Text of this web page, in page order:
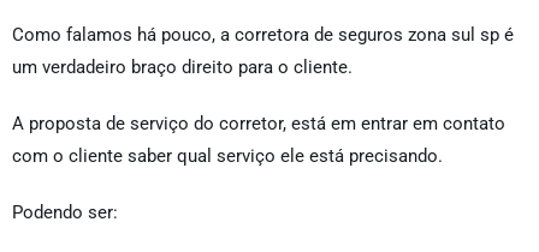
Como falamos há pouco, a corretora de seguros zona sul sp é
um verdadeiro braço direito para o cliente.
A proposta de serviço do corretor, está em entrar em contato
com o cliente saber qual serviço ele está precisando.
Podendo ser: